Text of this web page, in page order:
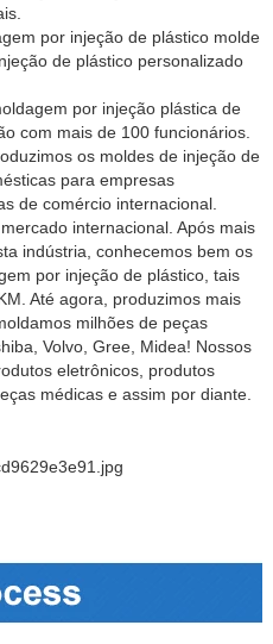
por injeção de plástico molde
de plástico personalizado
por injeção plástica de
com mais de 100 funcionários.
os moldes de injeção de
para empresas
de comércio internacional.
internacional. Após mais
indústria, conhecemos bem os
por injeção de plástico, tais
Até agora, produzimos mais
milhões de peças
Volvo, Gree, Midea! Nossos
eletrônicos, produtos
médicas e assim por diante.